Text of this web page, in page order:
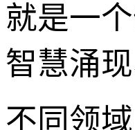
就是一
智慧涌
不同领